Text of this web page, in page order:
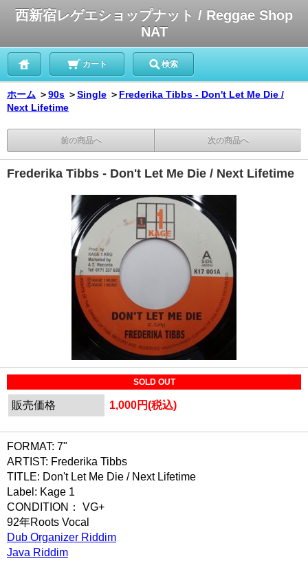
西新宿レゲエショップナット / Reggae Shop
NAT
カート 検索
ホーム ＞90s ＞Single ＞ Frederika Tibbs - Don't Let Me Die /
Next Lifetime
前の商品へ 次の商品へ
Frederika Tibbs - Don't Let Me Die / Next Lifetime
SOLD OUT
販売価格 1,000円(税込)
FORMAT: 7"
ARTIST: Frederika Tibbs
TITLE: Don't Let Me Die / Next Lifetime
Label: Kage 1
CONDITION： VG+
92年Roots Vocal
Dub Organizer Riddim
Java Riddim